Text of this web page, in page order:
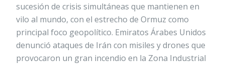
sucesión de crisis simultáneas que mantienen en
vilo al mundo, con el estrecho de Ormuz como
principal foco geopolítico. Emiratos Árabes Unidos
denunció ataques de Irán con misiles y drones que
provocaron un gran incendio en la Zona Industrial